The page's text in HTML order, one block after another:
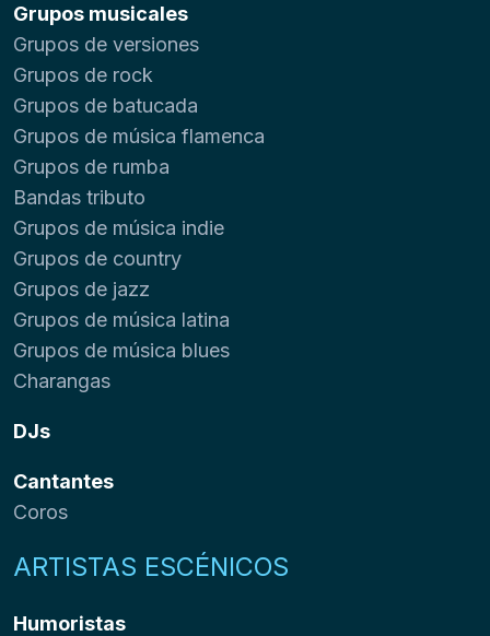
Grupos musicales
Grupos de versiones
Grupos de rock
Grupos de batucada
Grupos de música flamenca
Grupos de rumba
Bandas tributo
Grupos de música indie
Grupos de country
Grupos de jazz
Grupos de música latina
Grupos de música blues
Charangas
DJs
Cantantes
Coros
ARTISTAS ESCÉNICOS
Humoristas